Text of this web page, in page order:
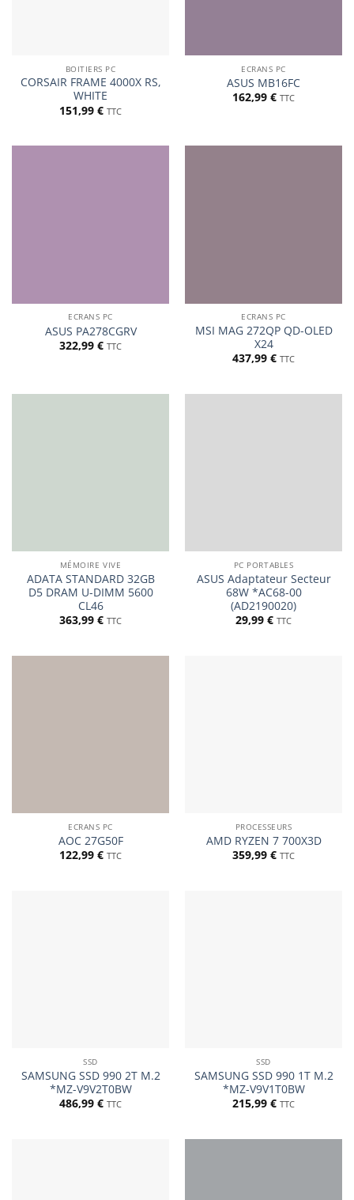
BOITIERS PC
CORSAIR FRAME 4000X RS,
WHITE
151,99 € TTC
ECRANS PC
ASUS MB16FC
162,99 € TTC
ECRANS PC
ASUS PA278CGRV
322,99 € TTC
ECRANS PC
MSI MAG 272QP QD-OLED
X24
437,99 € TTC
MÉMOIRE VIVE
ADATA STANDARD 32GB
D5 DRAM U-DIMM 5600
CL46
363,99 € TTC
PC PORTABLES
ASUS Adaptateur Secteur
68W *AC68-00
(AD2190020)
29,99 € TTC
ECRANS PC
AOC 27G50F
122,99 € TTC
PROCESSEURS
AMD RYZEN 7 700X3D
359,99 € TTC
SSD
SAMSUNG SSD 990 2T M.2
*MZ-V9V2T0BW
486,99 € TTC
SSD
SAMSUNG SSD 990 1T M.2
*MZ-V9V1T0BW
215,99 € TTC